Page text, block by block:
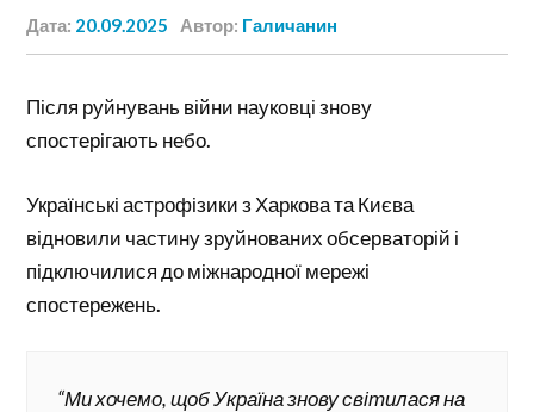
Дата: 20.09.2025 Автор: Галичанин
Після руйнувань війни науковці знову
спостерігають небо.
Українські астрофізики з Харкова та Києва
відновили частину зруйнованих обсерваторій і
підключилися до міжнародної мережі
спостережень.
“Ми хочемо, щоб Україна знову світилася на